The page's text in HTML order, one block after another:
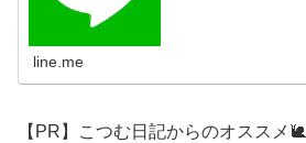
line.me
【PR】こつむ日記からのオススメ🐌